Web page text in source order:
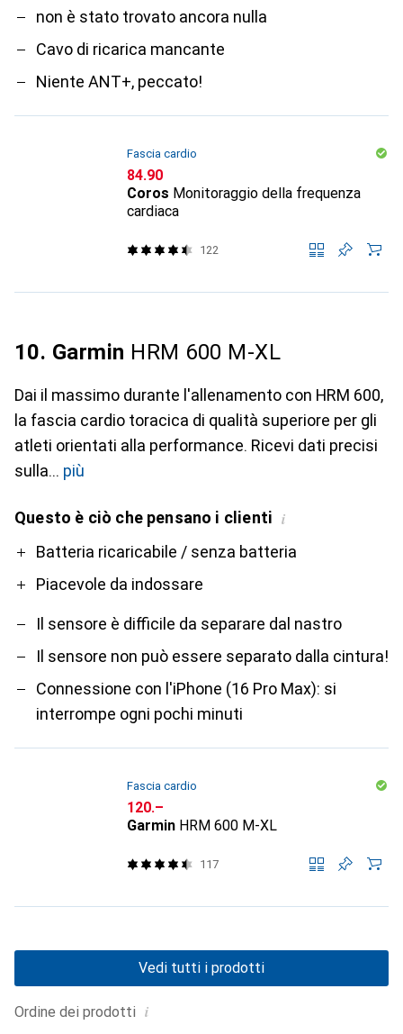
non è stato trovato ancora nulla
Cavo di ricarica mancante
Niente ANT+, peccato!
Fascia cardio
CHF
84.90
Coros Monitoraggio della frequenza
cardiaca
122
10. Garmin HRM 600 M-XL
Dai il massimo durante l'allenamento con HRM 600,
la fascia cardio toracica di qualità superiore per gli
atleti orientati alla performance. Ricevi dati precisi
sulla
più
Questo è ciò che pensano i clienti i
ProBatteria ricaricabile / senza batteria
Piacevole da indossare
Contro
Il sensore è difficile da separare dal nastro
Il sensore non può essere separato dalla cintura!
Connessione con l'iPhone (16 Pro Max): si
interrompe ogni pochi minuti
Fascia cardio
CHF
120.–
Garmin HRM 600 M-XL
117
Ordine dei prodotti i
Vedi tutti i prodotti